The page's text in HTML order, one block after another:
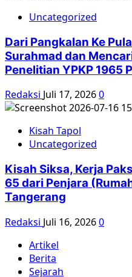
Uncategorized
Dari Pangkalan Ke
Surahmad dan
Penelitian YPKP 1965
Redaksi Juli 17, 20260
Kisah Tapol
Uncategorized
Kisah Siksa, Kerja
65 dari Penjara
Tangerang
Redaksi Juli 16, 20260
Artikel
Berita
Sejarah